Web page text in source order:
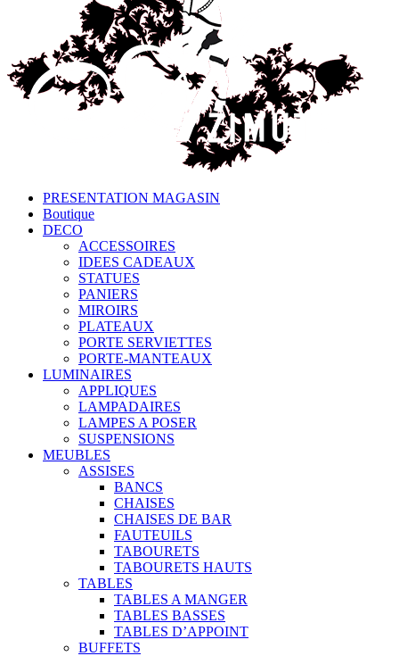
PRESENTATION MAGASIN
Boutique
DECO
ACCESSOIRES
IDEES CADEAUX
STATUES
PANIERS
MIROIRS
PLATEAUX
PORTE SERVIETTES
PORTE-MANTEAUX
LUMINAIRES
APPLIQUES
LAMPADAIRES
LAMPES A POSER
SUSPENSIONS
MEUBLES
ASSISES
BANCS
CHAISES
CHAISES DE BAR
FAUTEUILS
TABOURETS
TABOURETS HAUTS
TABLES
TABLES A MANGER
TABLES BASSES
TABLES D’APPOINT
BUFFETS